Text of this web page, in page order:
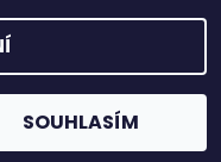
, všechna práva vyhrazena
SOUHLASÍM